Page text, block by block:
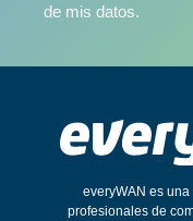
de mis datos.
everyWAN es
profesionales de